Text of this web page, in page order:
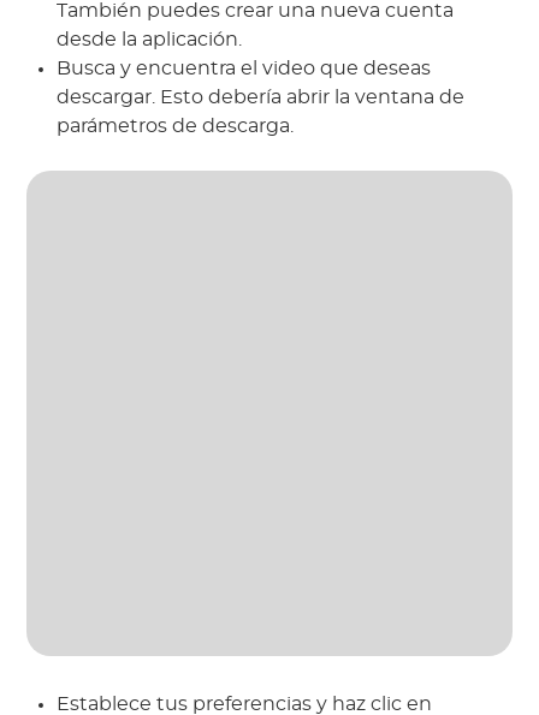
También puedes crear una nueva cuenta
desde la aplicación.
Busca y encuentra el video que deseas
descargar. Esto debería abrir la ventana de
parámetros de descarga.
Establece tus preferencias y haz clic en